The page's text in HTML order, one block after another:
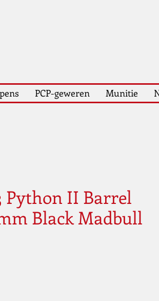
PCP-geweren Munitie
Python II Barrel
Black Madbull